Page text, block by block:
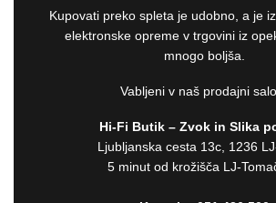
Kupovati preko spleta je udobno, a je
elektronske opreme v trgovini iz
mnogo boljša.
Vabljeni v naš prodajni
Hi-Fi Butik – Zvok in Slika
Ljubljanska cesta 13c, 1236
5 minut od krožišča LJ-